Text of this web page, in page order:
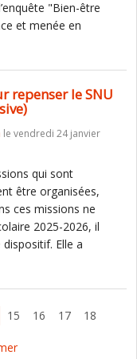
"Bien-être
et menée en
repenser le SNU
le vendredi 24 janvier
qui sont
être organisées,
ces missions ne
2025-2026, il
Elle a
15 16 17
18